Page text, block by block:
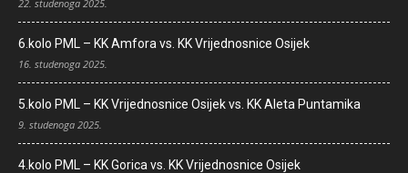
22. studenoga 2025.
6.kolo PML – KK Amfora vs. KK Vrijednosnice Osijek
16. studenoga 2025.
5.kolo PML – KK Vrijednosnice Osijek vs. KK Aleta Puntamika
9. studenoga 2025.
4.kolo PML – KK Gorica vs. KK Vrijednosnice Osijek